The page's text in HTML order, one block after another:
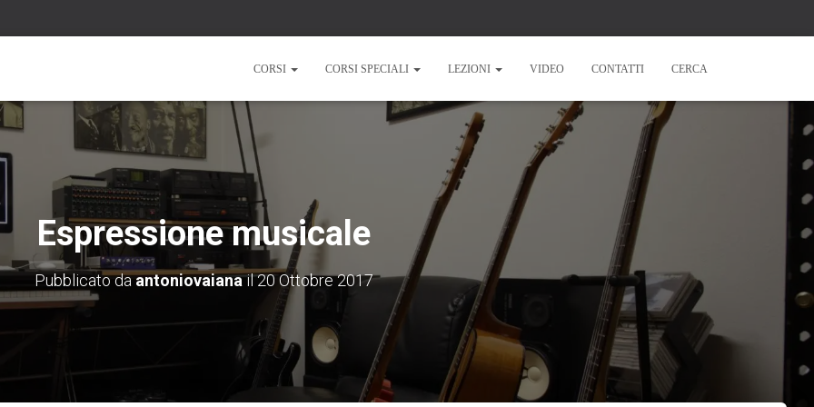
CORSI CORSI SPECIALI LEZIONI VIDEO CONTATTI CERCA
Espressione musicale
Pubblicato daantoniovaianail20 Ottobre 2017